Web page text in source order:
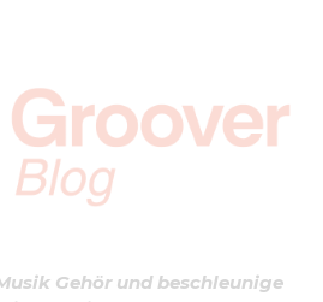
Gehör und beschleunige